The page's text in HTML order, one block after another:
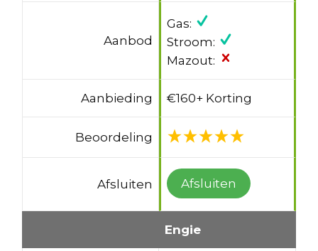
Aanbod
Gas:
Stroom:
Mazout:
Aanbieding €160+ Korting
Beoordeling
Afsluiten Afsluiten
Engie